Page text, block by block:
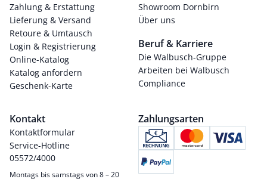
Zahlung & Erstattung
Lieferung & Versand
Retoure & Umtausch
Login & Registrierung
Online-Katalog
Katalog anfordern
Geschenk-Karte
Showroom Dornbirn
Über uns
Beruf & Karriere
Die Walbusch-Gruppe
Arbeiten bei Walbusch
Compliance
Kontakt
Kontaktformular
Service-Hotline
05572/4000
Montags bis samstags von 8 – 20
Zahlungsarten